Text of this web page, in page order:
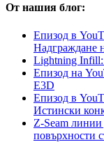
От нашия блог:
Епизод в
Надграждане
Lightning Infill:
Епизод на
E3D
Епизод в
Истински
Z-Seam линии
повърхности